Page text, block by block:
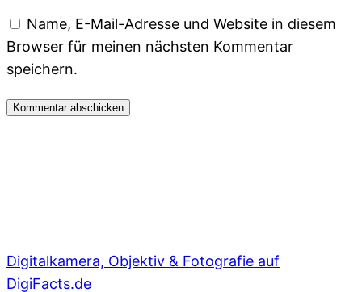
Name, E-Mail-Adresse und Website in diesem
Browser für meinen nächsten Kommentar
speichern.
Digitalkamera, Objektiv & Fotografie auf
DigiFacts.de